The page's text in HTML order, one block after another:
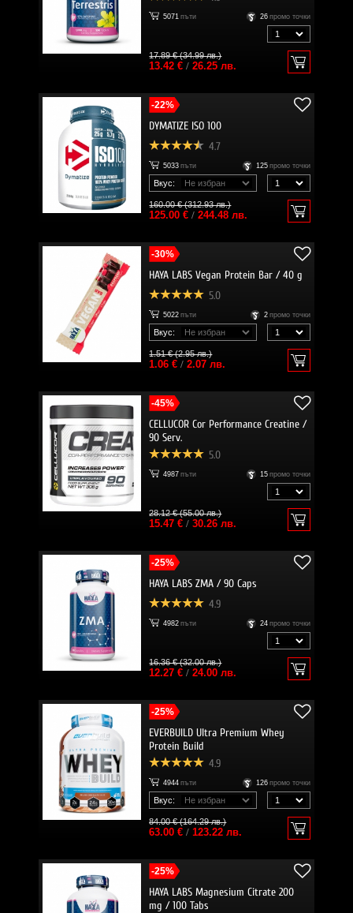
5071 пъти 26 промо точки
17.89 € (34.99 лв.)
13.42 €/ 26.25 лв.
-22%
DYMATIZE ISO 100
4.7
5033 пъти 125 промо точки
Вкус:
160.00 € (312.93 лв.)
125.00 €/ 244.48 лв.
-30%
HAYA LABS Vegan Protein Bar / 40 g
5.0
5022 пъти 2 промо точки
Вкус:
1.51 € (2.95 лв.)
1.06 €/ 2.07 лв.
-45%
CELLUCOR Cor Performance Creatine /
90 Serv.
5.0
4987 пъти 15 промо точки
28.12 € (55.00 лв.)
15.47 €/ 30.26 лв.
-25%
HAYA LABS ZMA / 90 Caps
4.9
4982 пъти 24 промо точки
16.36 € (32.00 лв.)
12.27 €/ 24.00 лв.
-25%
EVERBUILD Ultra Premium Whey
Protein Build
4.9
4944 пъти 126 промо точки
Вкус:
84.00 € (164.29 лв.)
63.00 €/ 123.22 лв.
-25%
HAYA LABS Magnesium Citrate 200
mg / 100 Tabs